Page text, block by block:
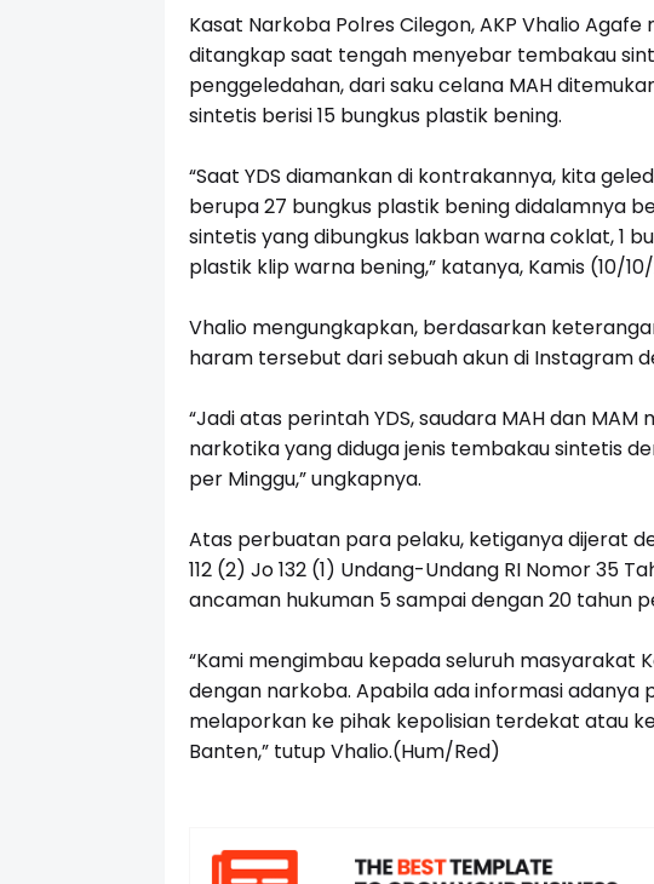
Kasat Narkoba Polres Cilegon, AKP Vhalio
ditangkap saat tengah menyebar tembakau
penggeledahan, dari saku celana MAH
sintetis berisi 15 bungkus plastik bening.
“Saat YDS diamankan di kontrakannya, kita
berupa 27 bungkus plastik bening didalamnya
sintetis yang dibungkus lakban warna coklat, 1
plastik klip warna bening,” katanya, Kamis (10/
Vhalio mengungkapkan, berdasarkan
haram tersebut dari sebuah akun di Instagram
“Jadi atas perintah YDS, saudara MAH dan
narkotika yang diduga jenis tembakau sintetis
per Minggu,” ungkapnya.
Atas perbuatan para pelaku, ketiganya dijerat
112 (2) Jo 132 (1) Undang-Undang RI Nomor 35
ancaman hukuman 5 sampai dengan 20 tahun
“Kami mengimbau kepada seluruh masyarakat
dengan narkoba. Apabila ada informasi adanya
melaporkan ke pihak kepolisian terdekat atau
Banten,” tutup Vhalio.(Hum/Red)